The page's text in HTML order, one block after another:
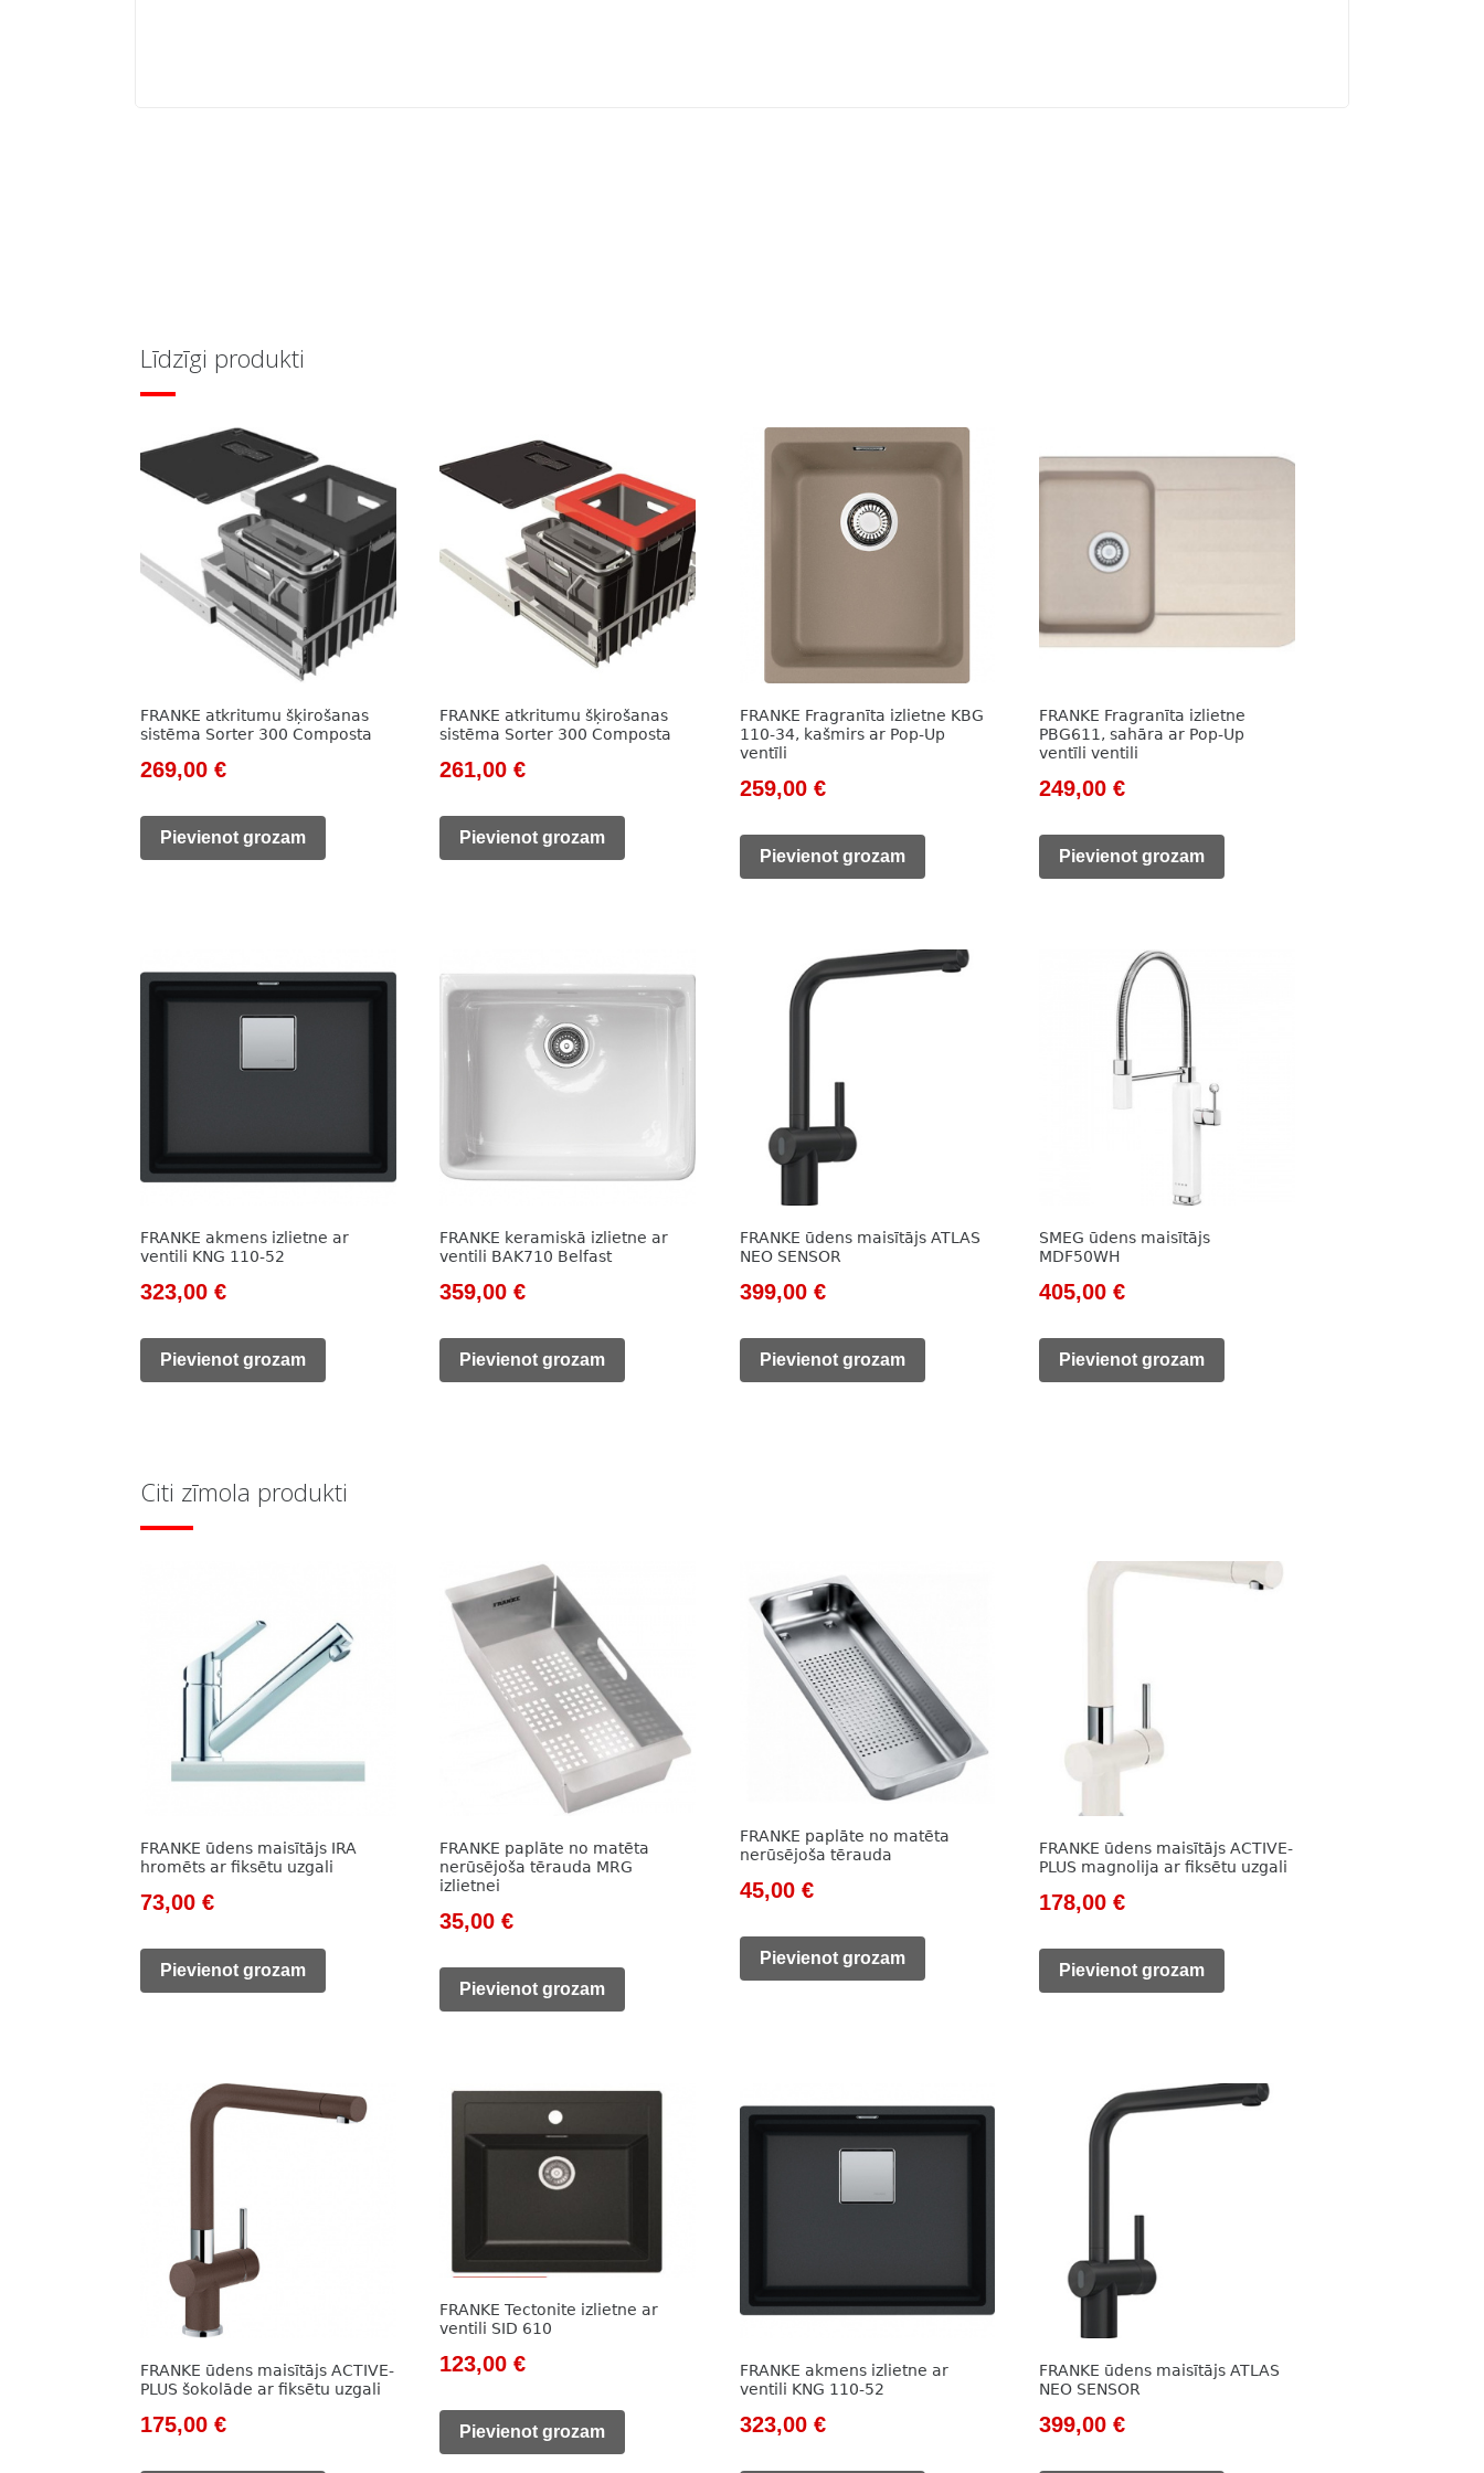
Līdzīgi produkti
FRANKE atkritumu šķirošanas
sistēma Sorter 300 Composta
Original
was:
269,00 €Current
is:
Pievienot grozam
FRANKE atkritumu šķirošanas
sistēma Sorter 300 Composta
Original
was:
261,00€Current
is:
Pievienot grozam
FRANKE Fragranīta izlietne KBG
110-34, kašmirs ar Pop-Up
ventīli
Original
was:
259,00 €Current
is:
Pievienot grozam
FRANKE Fragranīta izlietne
PBG611, sahāra ar Pop-Up
ventīli ventili
Original
was:
249,00€Current
is:
Pievienot grozam
FRANKE akmens izlietne ar
ventili KNG 110-52
Original
was:
323,00 €Current
is:
Pievienot grozam
FRANKE keramiskā izlietne ar
ventili BAK710 Belfast
Original
was:
359,00€Current
is:
Pievienot grozam
FRANKE ūdens maisītājs ATLAS
NEO SENSOR
Original
was:
399,00 €Current
is:
Pievienot grozam
SMEG ūdens maisītājs
MDF50WH
Original
was:
405,00€Current
is:
Pievienot grozam
Citi zīmola produkti
FRANKE ūdens maisītājs IRA
hromēts ar fiksētu uzgali
Original
was:
73,00 €Current
is:
Pievienot grozam
FRANKE paplāte no matēta
nerūsējoša tērauda MRG
izlietnei
Original
was:
35,00€Current
is:
Pievienot grozam
FRANKE paplāte no matēta
nerūsējoša tērauda
Original
was:
45,00 €Current
is:
Pievienot grozam
FRANKE ūdens maisītājs ACTIVE-
PLUS magnolija ar fiksētu uzgali
Original
was:
178,00€Current
is:
Pievienot grozam
FRANKE ūdens maisītājs ACTIVE-
PLUS šokolāde ar fiksētu uzgali
Original
175,00 €Current
FRANKE Tectonite izlietne ar
ventili SID 610
Original
was:
123,00€Current
is:
Pievienot grozam
FRANKE akmens izlietne ar
ventili KNG 110-52
Original
323,00 €Current
FRANKE ūdens maisītājs ATLAS
NEO SENSOR
Original
399,00€Current